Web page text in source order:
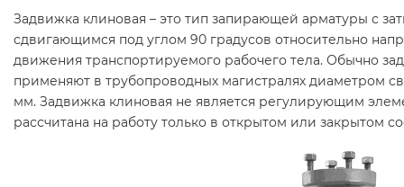
Задвижка клиновая – это тип запирающей арматуры с
сдвигающимся под углом 90 градусов относительно
движения транспортируемого рабочего тела. Обычно
применяют в трубопроводных магистралях диаметром
мм. Задвижка клиновая не является регулирующим
рассчитана на работу только в открытом или закрытом